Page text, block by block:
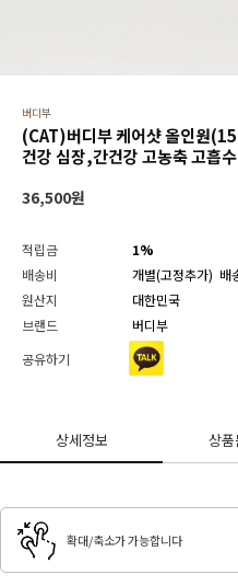
버디부
(CAT)버디부 케어샷 올인원
건강 심장,간건강 고농축 고흡
36,500원
적립금
1%
배송비
개별(고정추가) 배
원산지
대한민국
브랜드
버디부
공유하기
상세정보 상품
확대/축소가 가능합니다